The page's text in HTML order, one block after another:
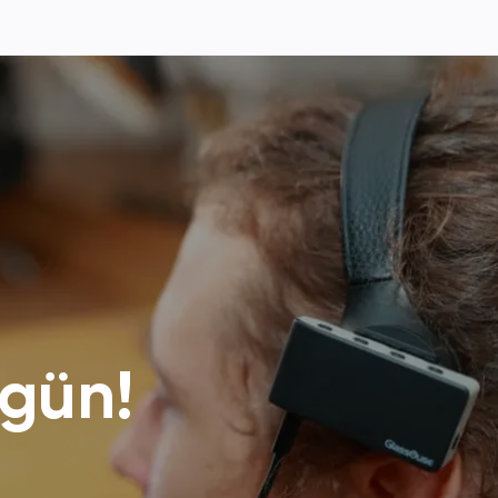
Pro'nun